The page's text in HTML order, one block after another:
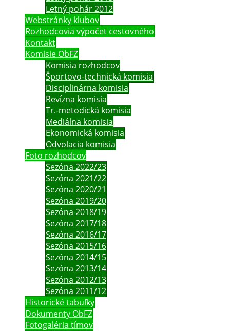
Letný pohár 2012
Webstránky klubov
Rozhodcovia výpočet cestovného
Kontakt
Komisie ObFZ
Komisia rozhodcov
Športovo-technická komisia
Disciplinárna komisia
Revízna komisia
Tr.-metodická komisia
Mediálna komisia
Ekonomická komisia
Odvolacia komisia
Foto rozhodcov
Sezóna 2022/23
Sezóna 2021/22
Sezóna 2020/21
Sezóna 2019/20
Sezóna 2018/19
Sezóna 2017/18
Sezóna 2016/17
Sezóna 2015/16
Sezóna 2014/15
Sezóna 2013/14
Sezóna 2012/13
Sezóna 2011/12
Historické tabuľky
Dokumenty ObFZ
Fotogaléria tímov